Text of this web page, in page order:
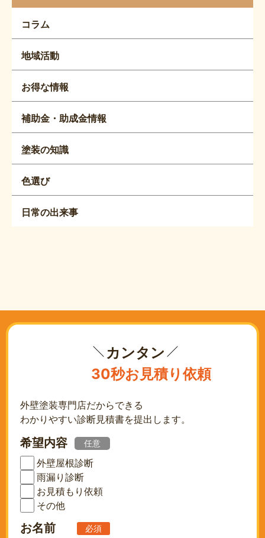
コラム
地域活動
お得な情報
補助金・助成金情報
塗装の知識
色選び
日常の出来事
カンタン
30秒お見積り依頼
外壁塗装専門店だからできる
わかりやすい診断見積書を提出します。
希望内容 任意
外壁屋根診断
雨漏り診断
お見積もり依頼
その他
お名前 必須